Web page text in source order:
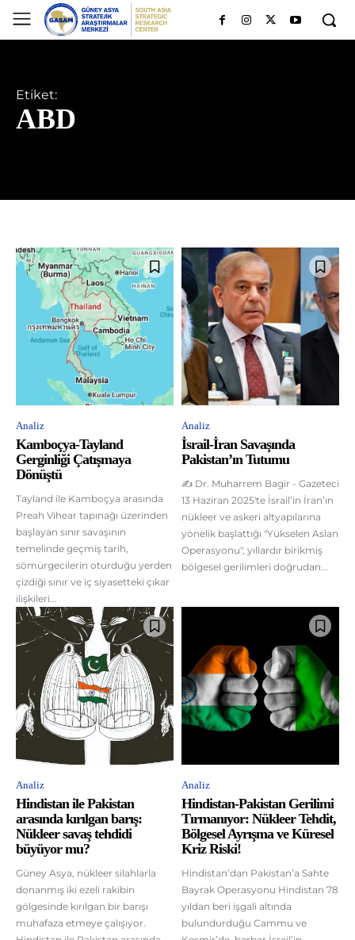
Etiket:
ABD
Analiz
Kamboçya-Tayland
Gerginliği Çatışmaya
Dönüştü
Tayland ile Kamboçya arasında
Preah Vihear tapınağı üzerinden
başlayan sınır savaşının
temelinde geçmiş tarih,
sömürgecilerin oturduğu yerden
çizdiği sınır ve iç siyasetteki çıkar
ilişkileri...
Analiz
İsrail-İran Savaşında
Pakistan’ın Tutumu
✍ Dr. Muharrem Bagir - Gazeteci
13 Haziran 2025'te İsrail’in İran’ın
nükleer ve askeri altyapılarına
yönelik başlattığı "Yükselen Aslan
Operasyonu", yıllardır birikmiş
bölgesel gerilimleri doğrudan...
Analiz
Hindistan ile Pakistan
arasında kırılgan barış:
Nükleer savaş tehdidi
büyüyor mu?
Güney Asya, nükleer silahlarla
donanmış iki ezeli rakibin
gölgesinde kırılgan bir barışı
muhafaza etmeye çalışıyor.
Analiz
Hindistan-Pakistan Gerilimi
Tırmanıyor: Nükleer Tehdit,
Bölgesel Ayrışma ve Küresel
Kriz Riski!
Hindistan’dan Pakistan’a Sahte
Bayrak Operasyonu Hindistan 78
yıldan beri işgali altında
bulundurduğu Cammu ve